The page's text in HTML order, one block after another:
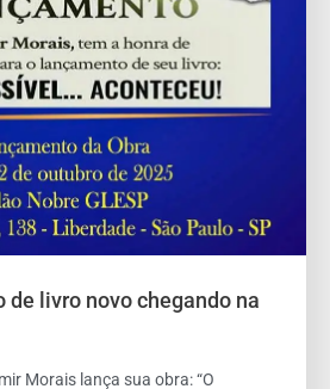
de livro novo chegando na
Morais lança sua obra: “O